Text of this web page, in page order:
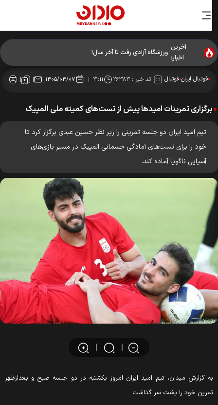
آخرین
اخبار:
ورزشگاه آزادی رفت تا آخر سال!
فوتبال ایرانفوتبال کد خبر : ۲۶۳۸۳ ۲۱:۱۱ ۱۴۰۵/۰۴/۰۷
برگزاری تمرینات امیدها پیش از تست‌های کمیته ملی المپیک
تیم امید ایران دو جلسه تمرینی را زیر نظر حسین عبدی برگزار کرد تا
خود را برای تست‌های آمادگی جسمانی المپیک در مسیر بازی‌های
آسیایی ناگویا آماده کند.
گزارش میدان، تیم امید ایران امروز یکشنبه در دو جلسه صبح و بعدازظهر
خود را پشت سر گذاشت.